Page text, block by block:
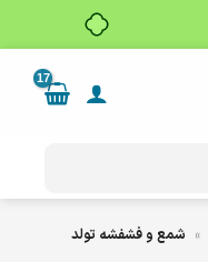
» شمع و فشفشه تولد